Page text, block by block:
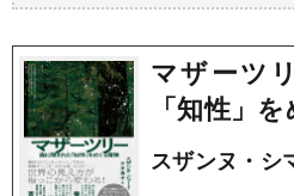
マザーツ
「知性」
スザンヌ・シ